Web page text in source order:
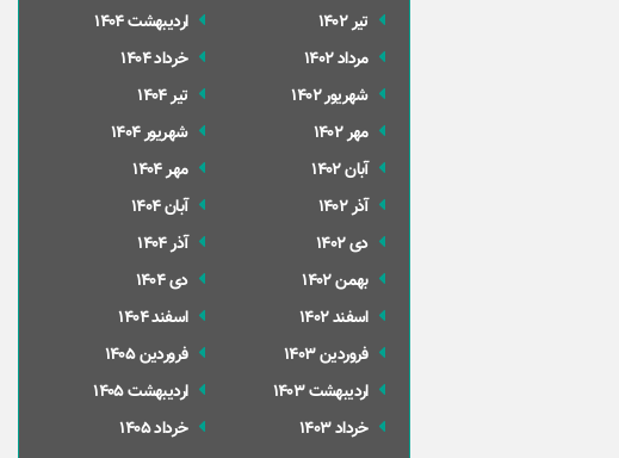
تير 1402
مرداد 1402
شهریور 1402
مهر 1402
آبان 1402
آذر 1402
دی 1402
بهمن 1402
اسفند 1402
فروردین 1403
ارديبهشت 1403
خرداد 1403
ارديبهشت 1404
خرداد 1404
تير 1404
شهریور 1404
مهر 1404
آبان 1404
آذر 1404
دی 1404
اسفند 1404
فروردین 1405
ارديبهشت 1405
خرداد 1405